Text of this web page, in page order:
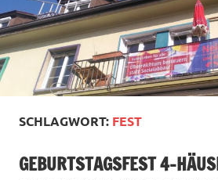
SCHLAGWORT: FEST
GEBURTSTAGSFEST 4-